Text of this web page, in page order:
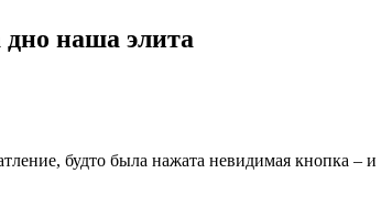
наша элита
будто была нажата невидимая кнопка – и